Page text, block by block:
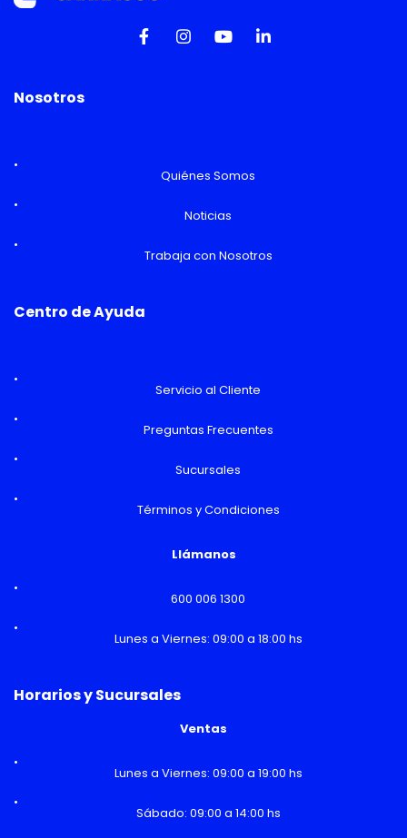
Nosotros
Quiénes Somos
Noticias
Trabaja con Nosotros
Centro de Ayuda
Servicio al Cliente
Preguntas Frecuentes
Sucursales
Términos y Condiciones
Llámanos
600 006 1300
Lunes a Viernes: 09:00 a 18:00 hs
Horarios y Sucursales
Ventas
Lunes a Viernes: 09:00 a 19:00 hs
Sábado: 09:00 a 14:00 hs